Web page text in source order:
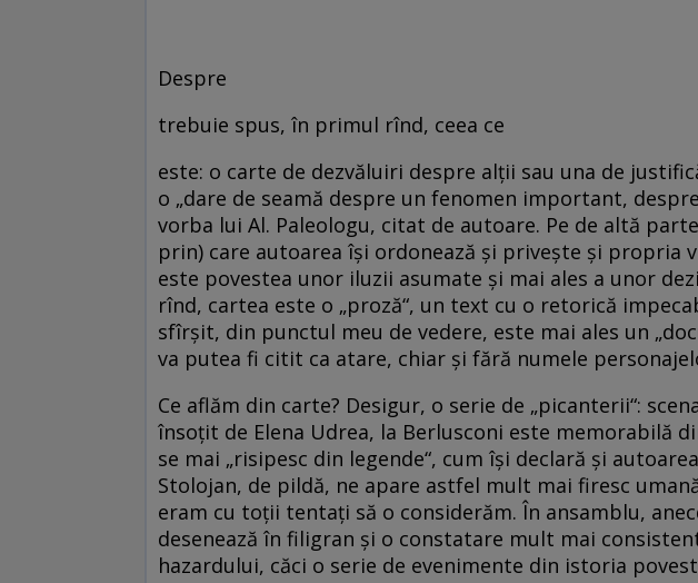
Despre
trebuie spus, în primul rînd, ceea ce
este: o carte de dezvăluiri despre alţii sau una de
o „dare de seamă despre un fenomen important,
vorba lui Al. Paleologu, citat de autoare. Pe de altă
prin) care autoarea îşi ordonează şi priveşte şi propria
este povestea unor iluzii asumate şi mai ales a unor
rînd, cartea este o „proză“, un text cu o retorică
sfîrşit, din punctul meu de vedere, este mai ales un
va putea fi citit ca atare, chiar şi fără numele
Ce aflăm din carte? Desigur, o serie de „picanterii“:
însoţit de Elena Udrea, la Berlusconi este memorabilă
se mai „risipesc din legende“, cum îşi declară şi
Stolojan, de pildă, ne apare astfel mult mai firesc
eram cu toţii tentaţi să o considerăm. În ansamblu,
desenează în filigran şi o constatare mult mai
hazardului, căci o serie de evenimente din istoria